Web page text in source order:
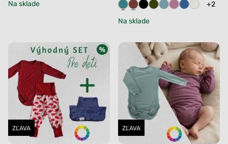
Na sklade
was:
38.90€.
is:
34.90€.
+2
Na sklade
ZĽAVA ZĽAVA